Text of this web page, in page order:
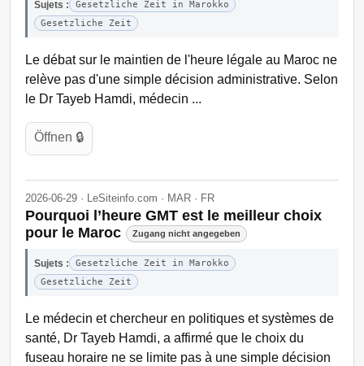
Sujets :
Gesetzliche Zeit in Marokko
Gesetzliche Zeit
Le débat sur le maintien de l'heure légale au Maroc ne
relève pas d'une simple décision administrative. Selon
le Dr Tayeb Hamdi, médecin ...
Öffnen 🔒
2026-06-29 · LeSiteinfo.com · MAR · FR
Pourquoi l’heure GMT est le meilleur choix
pour le Maroc
Zugang nicht angegeben
Sujets :
Gesetzliche Zeit in Marokko
Gesetzliche Zeit
Le médecin et chercheur en politiques et systèmes de
santé, Dr Tayeb Hamdi, a affirmé que le choix du
fuseau horaire ne se limite pas à une simple décision